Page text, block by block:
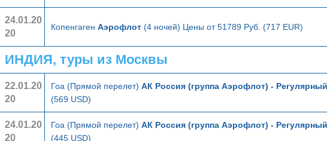
24.01.20
20
Копенгаген Аэрофлот (4 ночей) Цены от 51789 Руб. (717 EUR)
ИНДИЯ, туры из Москвы
22.01.20
20
Гоа (Прямой перелет) АК Россия (группа Аэрофлот) -
(569 USD)
24.01.20
20
Гоа (Прямой перелет) АК Россия (группа Аэрофлот) -
(445 USD)